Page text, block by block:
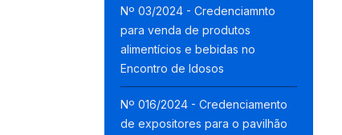
Nº 03/2024 - Credenciamnto
para venda de produtos
alimentícios e bebidas no
Encontro de Idosos
Nº 016/2024 - Credenciamento
de expositores para o pavilhão